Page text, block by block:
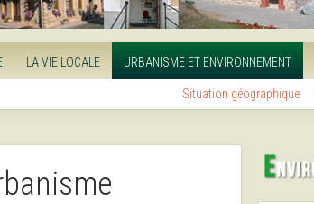
LA VIE LOCALE URBANISME ET ENVIRONNEMENT
Situation géographique